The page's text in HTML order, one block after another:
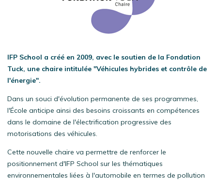
IFP School a créé en 2009, avec le soutien de la Fondation
Tuck, une chaire intitulée "Véhicules hybrides et contrôle de
l'énergie".
Dans un souci d'évolution permanente de ses programmes,
l'École anticipe ainsi des besoins croissants en compétences
dans le domaine de l'électrification progressive des
motorisations des véhicules.
Cette nouvelle chaire va permettre de renforcer le
positionnement d'IFP School sur les thématiques
environnementales liées à l'automobile en termes de pollution